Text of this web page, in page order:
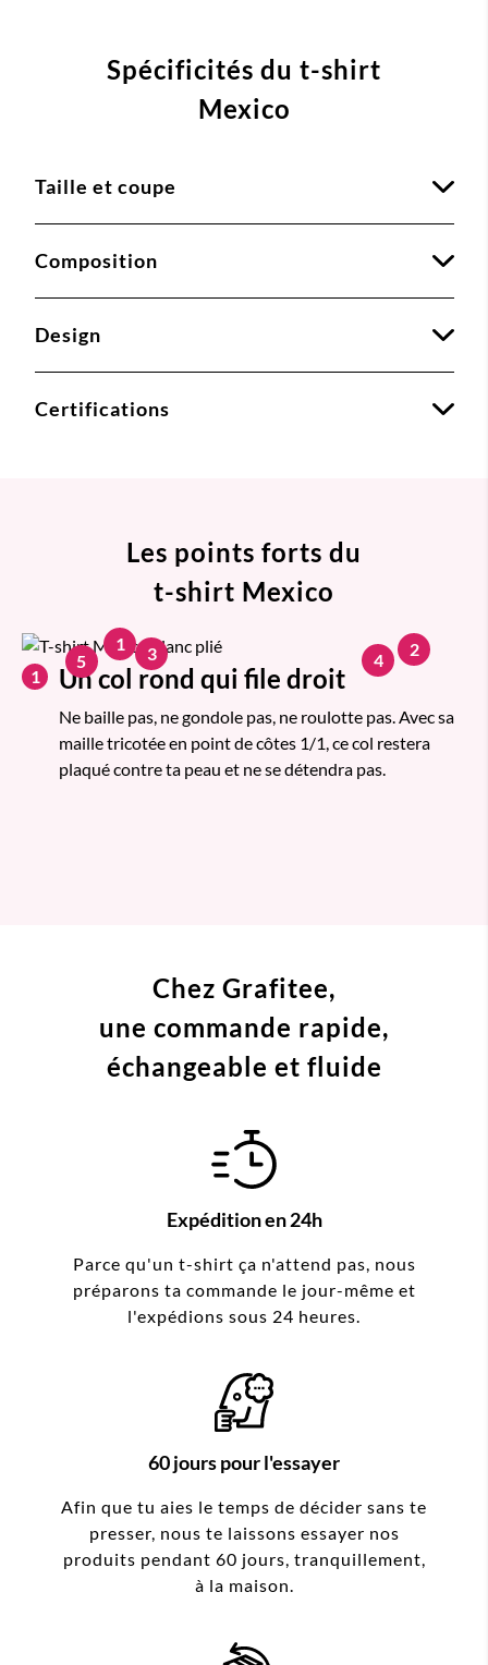
Spécificités du t-shirt
Mexico
Taille et coupe
Composition
Design
Certifications
Les points forts du
t-shirt Mexico
1 Un col rond qui file droit
Ne baille pas, ne gondole pas, ne roulotte pas. Avec sa
maille tricotée en point de côtes 1/1, ce col restera
plaqué contre ta peau et ne se détendra pas.
1 2
3 4
5
Chez Grafitee,
une commande rapide,
échangeable et fluide
Expédition en 24h
Parce qu'un t-shirt ça n'attend pas, nous
préparons ta commande le jour-même et
l'expédions sous 24 heures.
60 jours pour l'essayer
Afin que tu aies le temps de décider sans te
presser, nous te laissons essayer nos
produits pendant 60 jours, tranquillement,
à la maison.